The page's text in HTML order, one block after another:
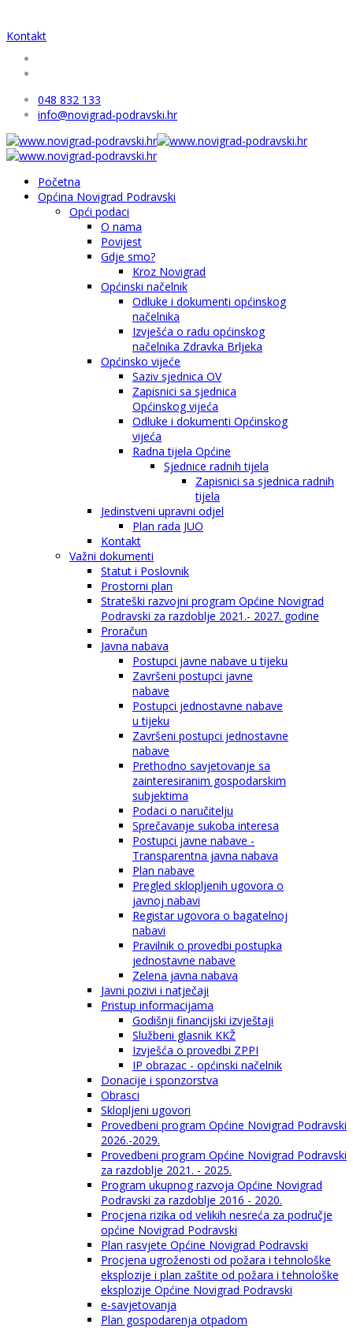
Kontakt
048 832 133
info@novigrad-podravski.hr
Početna
Općina Novigrad Podravski
Opći podaci
O nama
Povijest
Gdje smo?
Kroz Novigrad
Općinski načelnik
Odluke i dokumenti općinskog
načelnika
Izvješća o radu općinskog
načelnika Zdravka Brljeka
Općinsko vijeće
Saziv sjednica OV
Zapisnici sa sjednica
Općinskog vijeća
Odluke i dokumenti Općinskog
vijeća
Radna tijela Općine
Sjednice radnih tijela
Zapisnici sa sjednica radnih
tijela
Jedinstveni upravni odjel
Plan rada JUO
Kontakt
Važni dokumenti
Statut i Poslovnik
Prostorni plan
Strateški razvojni program Općine Novigrad
Podravski za razdoblje 2021.- 2027. godine
Proračun
Javna nabava
Postupci javne nabave u tijeku
Završeni postupci javne
nabave
Postupci jednostavne nabave
u tijeku
Završeni postupci jednostavne
nabave
Prethodno savjetovanje sa
zainteresiranim gospodarskim
subjektima
Podaci o naručitelju
Sprečavanje sukoba interesa
Postupci javne nabave -
Transparentna javna nabava
Plan nabave
Pregled sklopljenih ugovora o
javnoj nabavi
Registar ugovora o bagatelnoj
nabavi
Pravilnik o provedbi postupka
jednostavne nabave
Zelena javna nabava
Javni pozivi i natječaji
Pristup informacijama
Godišnji financijski izvještaji
Službeni glasnik KKŽ
Izvješća o provedbi ZPPI
IP obrazac - općinski načelnik
Donacije i sponzorstva
Obrasci
Sklopljeni ugovori
Provedbeni program Općine Novigrad Podravski
2026.-2029.
Provedbeni program Općine Novigrad Podravski
za razdoblje 2021. - 2025.
Program ukupnog razvoja Općine Novigrad
Podravski za razdoblje 2016 - 2020.
Procjena rizika od velikih nesreća za područje
općine Novigrad Podravski
Plan rasvjete Općine Novigrad Podravski
Procjena ugroženosti od požara i tehnološke
eksplozije i plan zaštite od požara i tehnološke
eksplozije Općine Novigrad Podravski
e-savjetovanja
Plan gospodarenja otpadom